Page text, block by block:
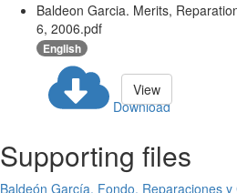
Baldeon Garcia. Merits,
6, 2006.pdf
English
Download
View
Supporting files
Baldeón García. Fondo, Reparaciones